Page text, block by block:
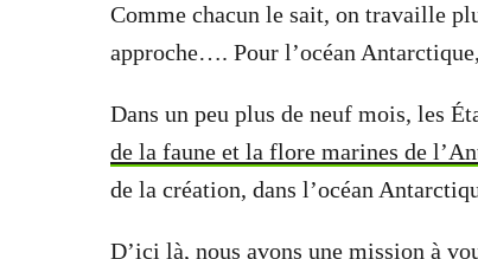
Comme chacun le sait, on travaille
approche…. Pour l’océan
Dans un peu plus de neuf mois, les
de la faune et la flore marines de
de la création, dans l’océan
D’ici là, nous avons une mission à